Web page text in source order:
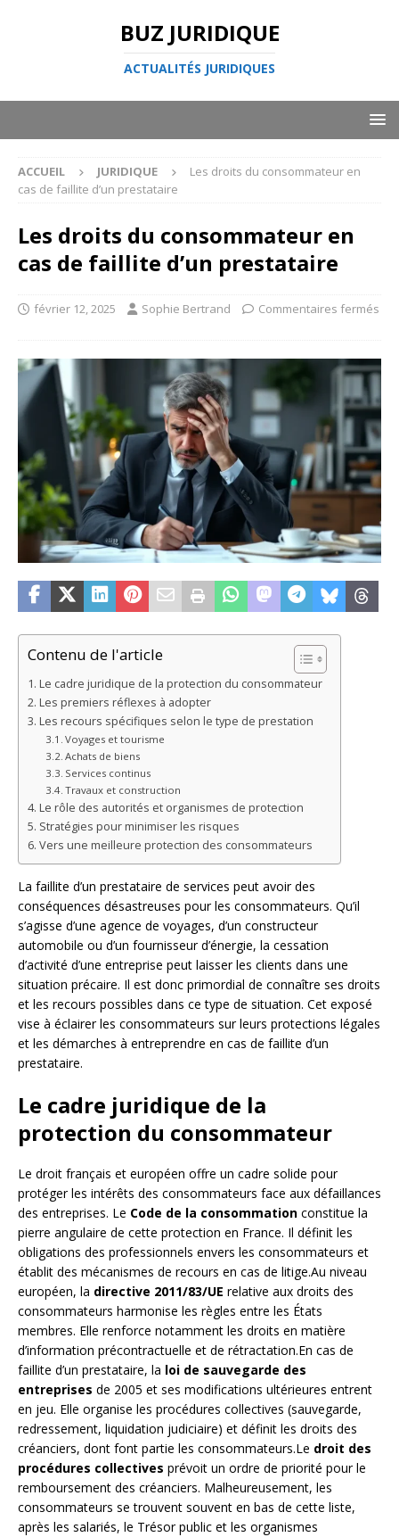
BUZ JURIDIQUE
ACTUALITÉS JURIDIQUES
ACCUEIL JURIDIQUE
Les droits du consommateur en
cas de faillite d’un prestataire
Les droits du consommateur en
cas de faillite d’un prestataire
février 12, 2025 Sophie Bertrand Commentaires fermés
Contenu de l'article
Le cadre juridique de la protection du consommateur
Les premiers réflexes à adopter
Les recours spécifiques selon le type de prestation
Voyages et tourisme
Achats de biens
Services continus
Travaux et construction
Le rôle des autorités et organismes de protection
Stratégies pour minimiser les risques
Vers une meilleure protection des consommateurs
La faillite d’un prestataire de services peut avoir des
conséquences désastreuses pour les consommateurs. Qu’il
s’agisse d’une agence de voyages, d’un constructeur
automobile ou d’un fournisseur d’énergie, la cessation
d’activité d’une entreprise peut laisser les clients dans une
situation précaire. Il est donc primordial de connaître ses droits
et les recours possibles dans ce type de situation. Cet exposé
vise à éclairer les consommateurs sur leurs protections légales
et les démarches à entreprendre en cas de faillite d’un
prestataire.
Le cadre juridique de la
protection du consommateur
Le droit français et européen offre un cadre solide pour
protéger les intérêts des consommateurs face aux défaillances
des entreprises. Le Code de la consommation constitue la
pierre angulaire de cette protection en France. Il définit les
obligations des professionnels envers les consommateurs et
établit des mécanismes de recours en cas de litige.Au niveau
européen, la directive 2011/83/UE relative aux droits des
consommateurs harmonise les règles entre les États
membres. Elle renforce notamment les droits en matière
d’information précontractuelle et de rétractation.En cas de
faillite d’un prestataire, la loi de sauvegarde des
entreprises de 2005 et ses modifications ultérieures entrent
en jeu. Elle organise les procédures collectives (sauvegarde,
redressement, liquidation judiciaire) et définit les droits des
créanciers, dont font partie les consommateurs.Le droit des
procédures collectives prévoit un ordre de priorité pour le
remboursement des créanciers. Malheureusement, les
consommateurs se trouvent souvent en bas de cette liste,
après les salariés, le Trésor public et les organismes